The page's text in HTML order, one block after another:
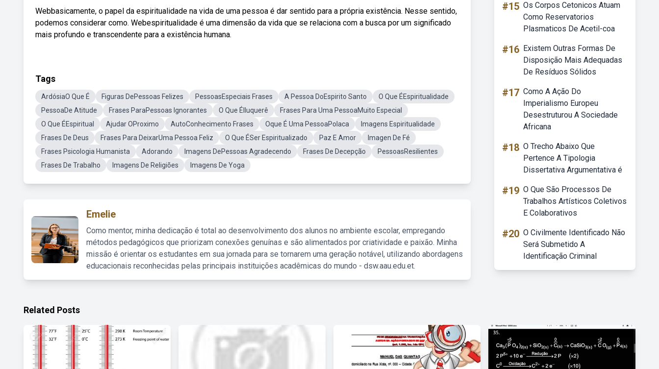
Webbasicamente, o papel da espiritualidade na vida de uma pessoa é dar sentido para a própria existência. Nesse sentido,
podemos considerar como. Webespiritualidade é uma dimensão da vida que se relaciona com a busca por um significado
mais profundo e transcendente para a existência humana.
Tags
ArdósiaO Que É Figuras DePessoas Felizes PessoasEspeciais Frases A Pessoa DoEspirito Santo
O Que ÉEspiritualidade
PessoaDe Atitude
Frases ParaPessoas Ignorantes O Que ÉIluquerê
Frases Para Uma PessoaMuito Especial
O Que ÉEspiritual
Ajudar OProximo AutoConhecimento Frases Oque É Uma PessoaPolaca
Imagens Espiritualidade
Frases De Deus
Frases Para DeixarUma Pessoa Feliz O Que ÉSer Espiritualizado Paz E Amor
Imagen De Fé
Frases Psicologia Humanista
Adorando Imagens DePessoas Agradecendo Frases De Decepção
PessoasResilientes
Frases De Trabalho
Imagens De Religiões Imagens De Yoga
Emelie
Como mentor, minha dedicação é total ao desenvolvimento dos alunos no ambiente escolar, empregando
métodos pedagógicos que priorizam conexões genuínas e são alimentados por criatividade e paixão. Minha
missão é orientar os estudantes em sua jornada para se tornarem uma geração notável, utilizando abordagens
educacionais reconhecidas pelas principais instituições acadêmicas do mundo - dsw.aau.edu.et.
#15 Os Corpos Cetonicos Atuam
Como Reservatorios
Plasmaticos De Acetil-coa
#16 Existem Outras Formas De
Disposição Mais Adequadas
De Resíduos Sólidos
#17 Como A Ação Do
Imperialismo Europeu
Desestruturou A Sociedade
Africana
#18 O Trecho Abaixo Que
Pertence A Tipologia
Dissertativa Argumentativa é
#19 O Que São Processos De
Trabalhos Artísticos Coletivos
E Colaborativos
#20 O Civilmente Identificado Não
Será Submetido A
Identificação Criminal
Related Posts